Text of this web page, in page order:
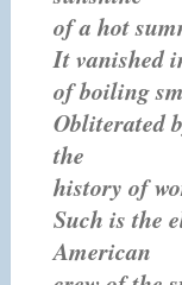
of a hot
It vanished
of boiling
Obliterated
the
history of
Such is the
American